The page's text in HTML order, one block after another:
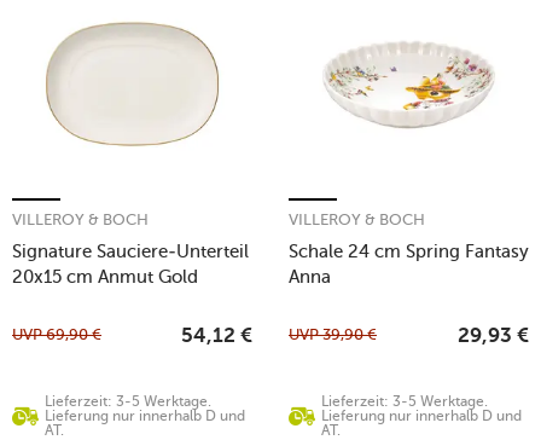
Signature Sauciere-Unterteil
20x15 cm Anmut Gold
VILLEROY & BOCH
Lieferzeit: 3-5 Werktage.
Lieferung nur innerhalb D und
AT.
UVP69,90 € 54,12 €
Schale 24 cm Spring Fantasy
Anna
VILLEROY & BOCH
Lieferzeit: 3-5 Werktage.
Lieferung nur innerhalb D und
AT.
UVP39,90 € 29,93 €